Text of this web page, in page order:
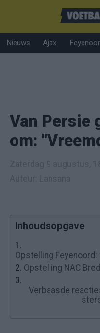
Nieuws Ajax
Van Persie
om:
Inhoudsopgave
1.
Opstelling
2. Opstelling NAC
3.
Verbaasde